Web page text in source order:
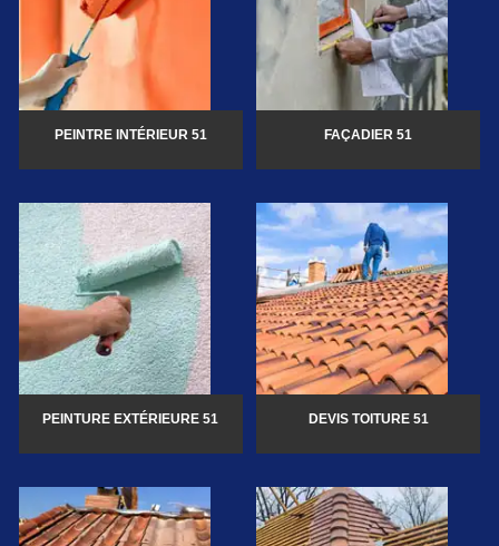
PEINTRE INTÉRIEUR 51 FAÇADIER 51
PEINTURE EXTÉRIEURE 51 DEVIS TOITURE 51